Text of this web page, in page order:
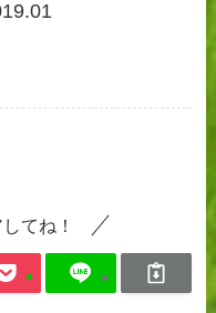
てね！